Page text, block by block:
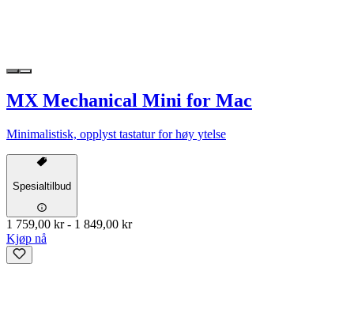
MX Mechanical Mini for Mac
Minimalistisk, opplyst tastatur for høy ytelse
Spesialtilbud
1 759,00 kr- 1 849,00 kr
Kjøp nå